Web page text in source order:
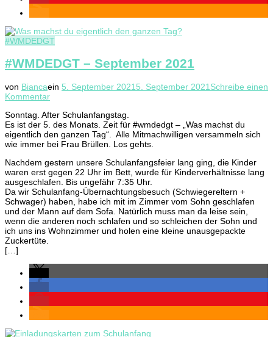
#WMDEDGT
#WMDEDGT – September 2021
von Biancaein 5. September 2021 5. September 2021 Schreibe einen
Kommentarzu
–
September
2021
Sonntag. After Schulanfangstag.
Es ist der 5. des Monats. Zeit für #wmdedgt – „Was machst du
eigentlich den ganzen Tag“. Alle Mitmachwilligen versammeln sich
wie immer bei Frau Brüllen. Los gehts.
Nachdem gestern unsere Schulanfangsfeier lang ging, die Kinder
waren erst gegen 22 Uhr im Bett, wurde für Kinderverhältnisse lang
ausgeschlafen. Bis ungefähr 7:35 Uhr.
Da wir Schulanfang-Übernachtungsbesuch (Schwiegereltern +
Schwager) haben, habe ich mit im Zimmer vom Sohn geschlafen
und der Mann auf dem Sofa. Natürlich muss man da leise sein,
wenn die anderen noch schlafen und so schleichen der Sohn und
ich uns ins Wohnzimmer und holen eine kleine unausgepackte
Zuckertüte.
[…]